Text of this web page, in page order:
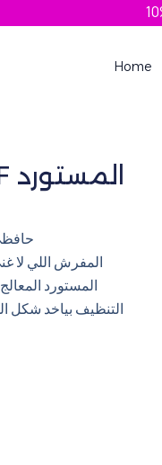
Home
مفرش من الخشب الــ MDF المستورد
المفرش اللي لا
التنظيف بياخد شكل